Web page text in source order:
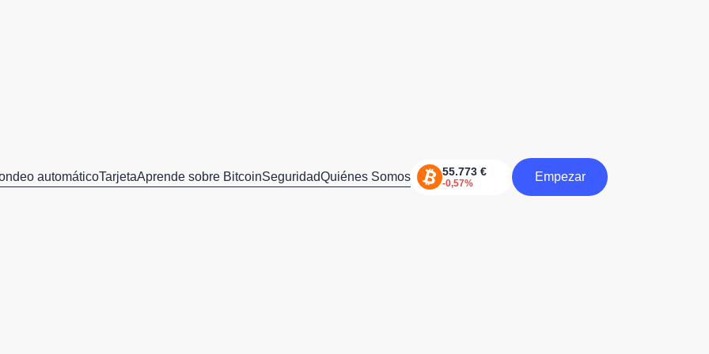
automáticoTarjetaAprende sobre BitcoinSeguridadQuiénes Somos
Empezar
Comienzo